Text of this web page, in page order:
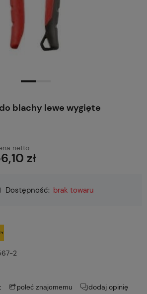
blachy lewe wygięte
netto:
zł
Dostępność: brak towaru
2
poleć znajomemu dodaj opinię